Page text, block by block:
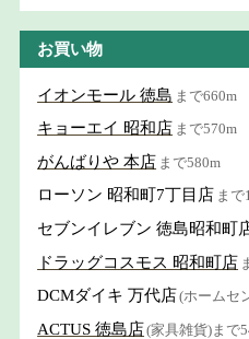
お買い物
イオンモール 徳島 まで660m
キョーエイ 昭和店 まで570m
がんばりや 本店 まで580m
ローソン 昭和町7丁目店 まで
セブンイレブン 徳島昭和町
ドラッグコスモス 昭和町店
DCMダイキ 万代店(ホームセ
ACTUS 徳島店(家具雑貨)まで